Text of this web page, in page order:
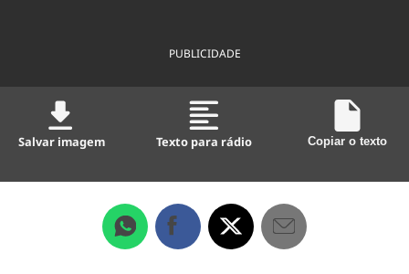
PUBLICIDADE
Salvar imagem Texto para rádio Copiar o texto